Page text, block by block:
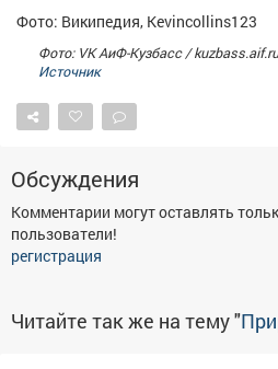
Фото: Википедия, Kevincollins123
Фото: VK АиФ-Кузбасс / kuzbass.aif.ru
Источник
Обсуждения
Комментарии могут оставлять
пользователи!
регистрация
Читайте так же на тему "